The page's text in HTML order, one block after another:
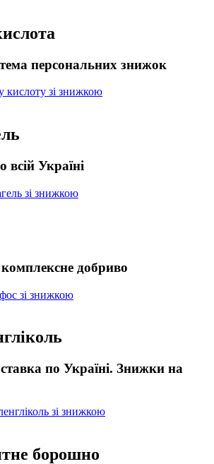
персональних знижок
кислоту зі знижкою
всій Україні
зі знижкою
добриво
зі знижкою
по Україні. Знижки на
зі знижкою
борошно